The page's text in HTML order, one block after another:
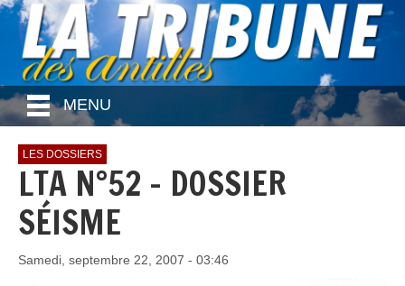
MENU
LES DOSSIERS
LTA N°52 - DOSSIER
SÉISME
Samedi, septembre 22, 2007 - 03:46